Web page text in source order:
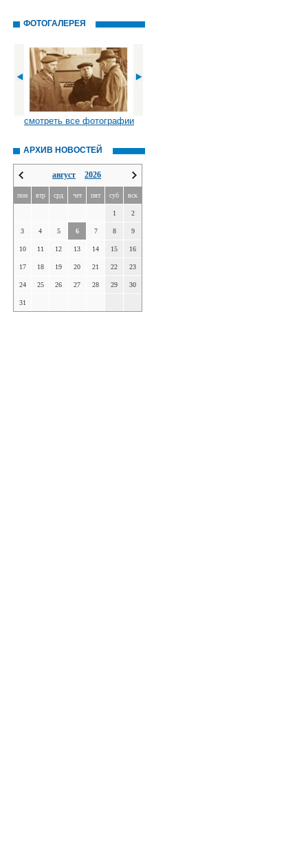
ФОТОГАЛЕРЕЯ
смотреть все фотографии
АРХИВ НОВОСТЕЙ
август 2026
пон втр срд чет пят суб вск
1 2
3 4 5 6 7 8 9
10 11 12 13 14 15 16
17 18 19 20 21 22 23
24 25 26 27 28 29 30
31